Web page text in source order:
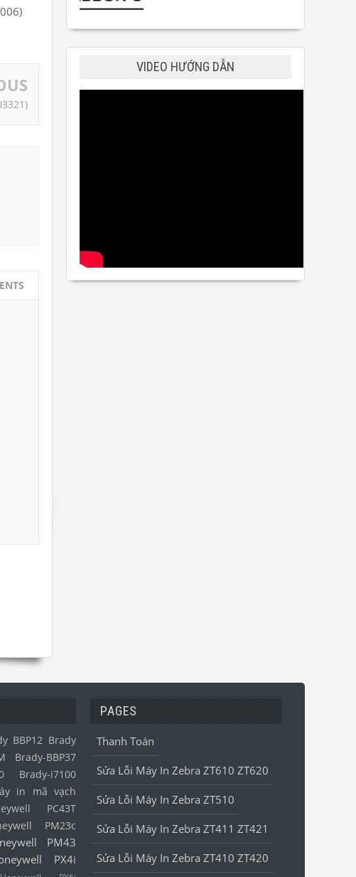
VIDEO HƯỚNG DẪN
BBP12 Brady
Brady-BBP37
Brady-i7100
in mã vạch
PC43T
PM23c
PM43
PX4i
PAGES
Thanh Toán
Sửa Lỗi Máy In Zebra ZT610 ZT620
Sửa Lỗi Máy In Zebra ZT510
Sửa Lỗi Máy In Zebra ZT411 ZT421
Sửa Lỗi Máy In Zebra ZT410 ZT420